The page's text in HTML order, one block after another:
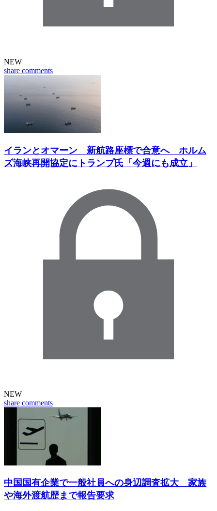
NEW
share comments
イランとオマーン 新航路座標で合意へ ホルム
ズ海峡再開協定にトランプ氏「今週にも成立」
NEW
share comments
中国国有企業で一般社員への身辺調査拡大 家族
や海外渡航歴まで報告要求